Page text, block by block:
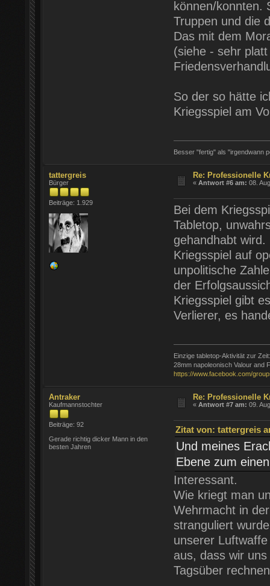
können/konnten.
Truppen und die
Das mit dem
(siehe - sehr
So der so hätte
Kriegsspiel am
Besser "fertig" als "irgendwann
tattergreis
Bürger
Beiträge: 1.929
Re: Professionelle
«Antwort #6 am: 08.
Bei dem
Tabletop,
gehandhabt
Kriegsspiel auf
unpolitische
der
Kriegsspiel gibt
Verlierer, es
Einzige tabletop-Aktivität zur Zeit:
28mm napoleonisch Valour and
https://www.facebook.com/
Antraker
Kaufmannstochter
Beiträge: 92
Gerade richtig dicker Mann in den
besten Jahren
Re: Professionelle
«Antwort #7 am: 09.
Zitat von: tattergreis
Und meines
Ebene zum
Interessant.
Wie kriegt man
Wehrmacht in
stranguliert
unserer
aus, dass wir
Tagsüber